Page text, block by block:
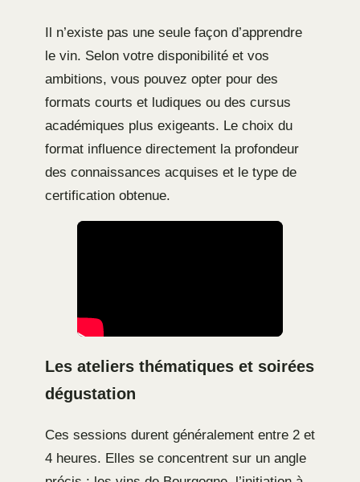
Il n’existe pas une seule façon d’apprendre
le vin. Selon votre disponibilité et vos
ambitions, vous pouvez opter pour des
formats courts et ludiques ou des cursus
académiques plus exigeants. Le choix du
format influence directement la profondeur
des connaissances acquises et le type de
certification obtenue.
Les ateliers thématiques et soirées
dégustation
Ces sessions durent généralement entre 2 et
4 heures. Elles se concentrent sur un angle